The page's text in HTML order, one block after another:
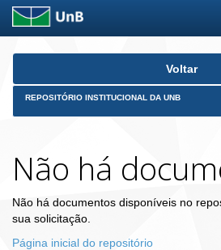
Skip
Voltar
REPOSITÓRIO INSTITUCIONAL DA UNB
Não há
Não há documentos disponíveis no
sua solicitação.
Página inicial do repositório